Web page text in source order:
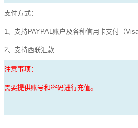
支付方式：
1、支持PAYPAL账户及各种信用卡支付（
2、支持西联汇款
注意事项：
需要提供账号和密码进行充值。